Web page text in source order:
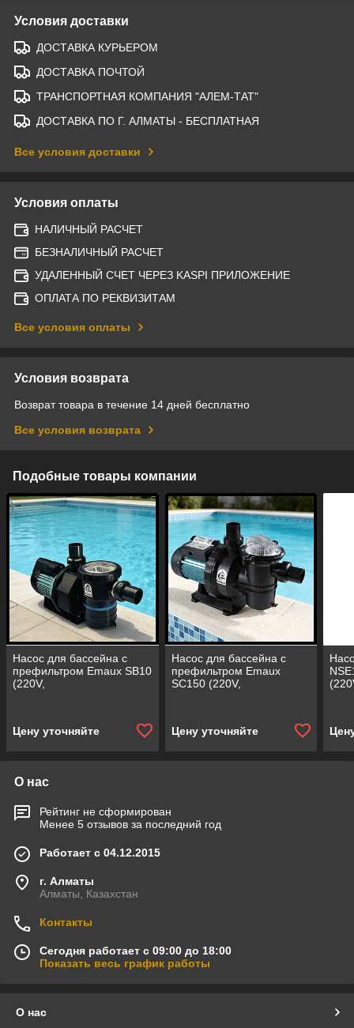
Условия доставки
ДОСТАВКА КУРЬЕРОМ
ДОСТАВКА ПОЧТОЙ
ТРАНСПОРТНАЯ КОМПАНИЯ "АЛЕМ-ТАТ"
ДОСТАВКА ПО Г. АЛМАТЫ - БЕСПЛАТНАЯ
Все условия доставки
Условия оплаты
НАЛИЧНЫЙ РАСЧЕТ
БЕЗНАЛИЧНЫЙ РАСЧЕТ
УДАЛЕННЫЙ СЧЕТ ЧЕРЕЗ KASPI ПРИЛОЖЕНИЕ
ОПЛАТА ПО РЕКВИЗИТАМ
Все условия оплаты
Условия возврата
Возврат товара в течение 14 дней бесплатно
Все условия возврата
Подобные товары компании
Насос для бассейна с
префильтром Emaux SB10
(220V,
Цену уточняйте
Насос для бассейна с
префильтром Emaux
SC150 (220V,
Цену уточняйте
О нас
Рейтинг не сформирован
Менее 5 отзывов за последний год
Работает с 04.12.2015
г. Алматы
Алматы, Казахстан
Контакты
Сегодня работает с 09:00 до 18:00
Показать весь график работы
О нас